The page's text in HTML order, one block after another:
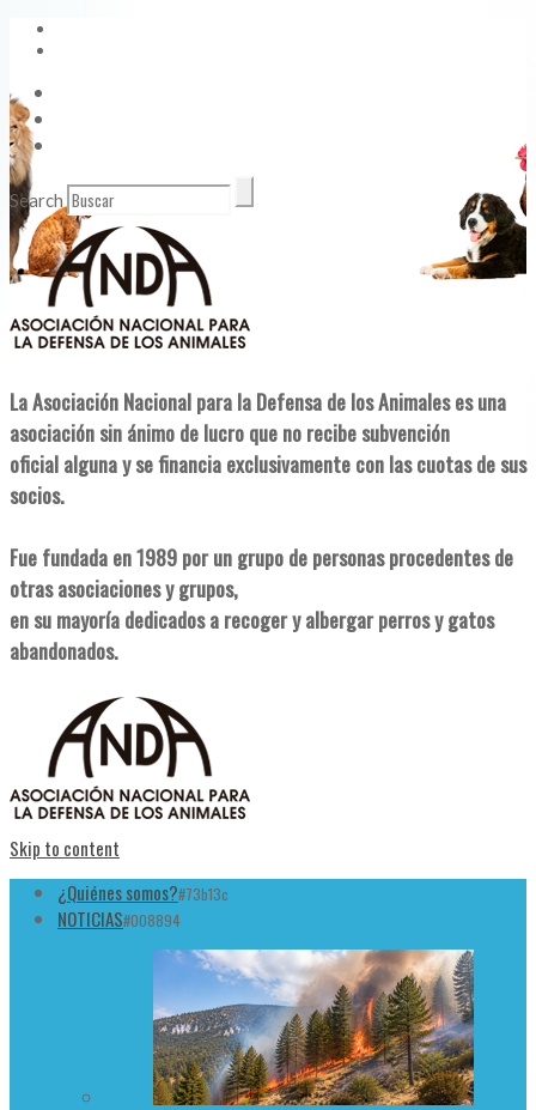
Search
La Asociación Nacional para la Defensa de los Animales es una
asociación sin ánimo de lucro que no recibe subvención
oficial alguna y se financia exclusivamente con las cuotas de sus
socios.
Fue fundada en 1989 por un grupo de personas procedentes de
otras asociaciones y grupos,
en su mayoría dedicados a recoger y albergar perros y gatos
abandonados.
Skip to content
¿Quiénes somos?#73b13c
NOTICIAS#008894